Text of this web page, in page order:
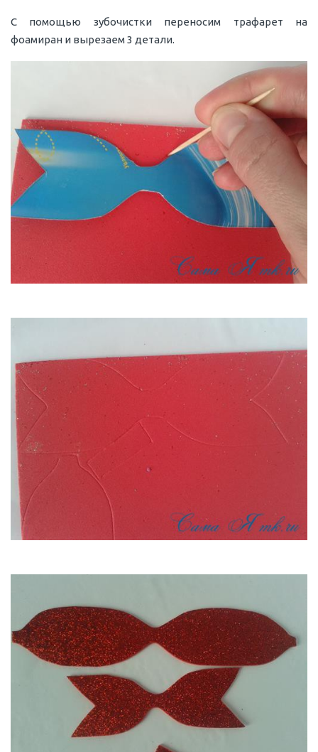
С помощью зубочистки переносим трафарет на
фоамиран и вырезаем 3 детали.